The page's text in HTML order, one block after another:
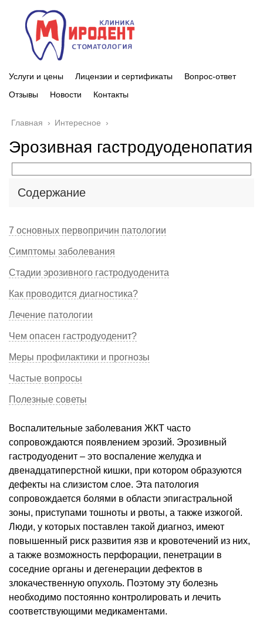
Услуги и цены Лицензии и сертификаты
Вопрос-ответ
Отзывы
Новости Контакты
Главная › Интересное ›
Эрозивная гастродуоденопатия
Содержание
7 основных первопричин патологии
Симптомы заболевания
Стадии эрозивного гастродуоденита
Как проводится диагностика?
Лечение патологии
Чем опасен гастродуоденит?
Меры профилактики и прогнозы
Частые вопросы
Полезные советы
Воспалительные заболевания ЖКТ часто
сопровождаются появлением эрозий. Эрозивный
гастродуоденит – это воспаление желудка и
двенадцатиперстной кишки, при котором образуются
дефекты на слизистом слое. Эта патология
сопровождается болями в области эпигастральной
зоны, приступами тошноты и рвоты, а также изжогой.
Люди, у которых поставлен такой диагноз, имеют
повышенный риск развития язв и кровотечений из них,
а также возможность перфорации, пенетрации в
соседние органы и дегенерации дефектов в
злокачественную опухоль. Поэтому эту болезнь
необходимо постоянно контролировать и лечить
соответствующими медикаментами.